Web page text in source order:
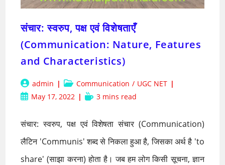
संचार: स्वरुप, पक्ष एवं विशेषताएँ
(Communication: Nature, Features
and Characteristics)
Post
author:
admin
Post
category:
Communication / UGC NET
PostMay 17, 2022
Reading
3 mins read
संचार: स्वरुप, पक्ष एवं विशेषता संचार (Communication)
लैटिन 'Communis' शब्द से निकला हुआ है, जिसका अर्थ है 'to
share' (साझा करना) होता है। जब हम लोग किसी सूचना, ज्ञान